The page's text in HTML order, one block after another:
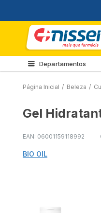
Departamentos
Página Inicial / Beleza /
Gel
EAN: 06001159118992
BIO OIL